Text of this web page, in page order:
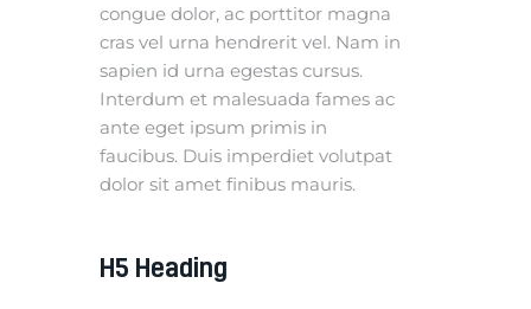
congue dolor, ac porttitor magna
cras vel urna hendrerit vel. Nam in
sapien id urna egestas cursus.
Interdum et malesuada fames ac
ante eget ipsum primis in
faucibus. Duis imperdiet volutpat
dolor sit amet finibus mauris.
H5 Heading